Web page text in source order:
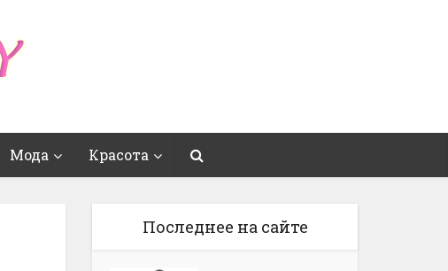
Мода Красота
Последнее на сайте